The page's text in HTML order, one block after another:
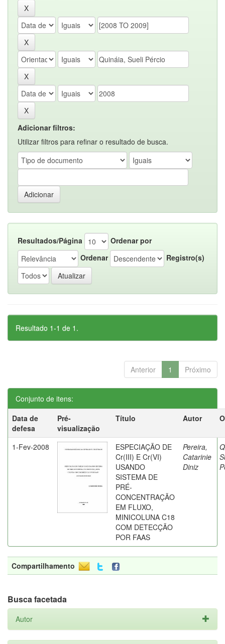
Adicionar filtros:
Utilizar filtros para refinar o resultado de busca.
Resultados/Página
Ordenar por
Ordenar
Registro(s)
Resultado 1-1 de 1.
Anterior 1 Próximo
Conjunto de itens:
Data de
defesa
Pré-
visualização
Título Autor
1-Fev-2008
ESPECIAÇÃO DE
Cr(III) E Cr(VI)
USANDO
SISTEMA DE
PRÉ-
CONCENTRAÇÃO
EM FLUXO,
MINICOLUNA C18
COM DETECÇÃO
POR FAAS
Pereira,
Catarinie
Diniz
Compartilhamento
Busca facetada
Autor